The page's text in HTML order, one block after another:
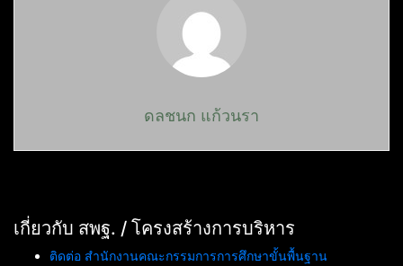
ดลชนก แก้วนรา
เกี่ยวกับ สพฐ. / โครงสร้างการบริหาร
ติดต่อ สำนักงานคณะกรรมการการศึกษาขั้นพื้นฐาน